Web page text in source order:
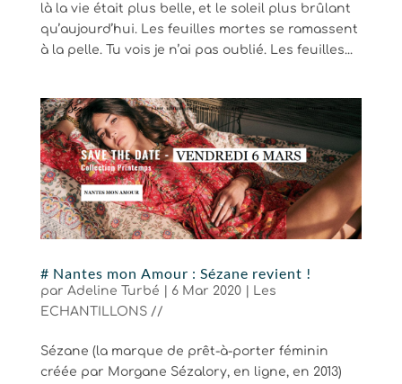
là la vie était plus belle, et le soleil plus brûlant
qu’aujourd’hui. Les feuilles mortes se ramassent
à la pelle. Tu vois je n’ai pas oublié. Les feuilles...
# Nantes mon Amour : Sézane revient !
par Adeline Turbé 6 Mar 2020|
Les
ECHANTILLONS //
Sézane (la marque de prêt-à-porter féminin
créée par Morgane Sézalory, en ligne, en 2013)